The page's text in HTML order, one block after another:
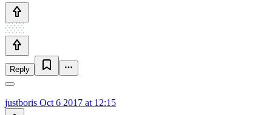
Reply
justboris Oct 6 2017 at 12:15